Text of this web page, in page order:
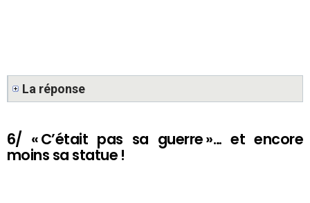
La réponse
6/ « C’était pas sa guerre »… et encore
moins sa statue !